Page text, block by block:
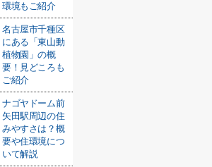
環境もご紹介
名古屋市千種区
にある「東山動
植物園」の概
要！見どころも
ご紹介
ナゴヤドーム前
矢田駅周辺の住
みやすさは？概
要や住環境につ
いて解説